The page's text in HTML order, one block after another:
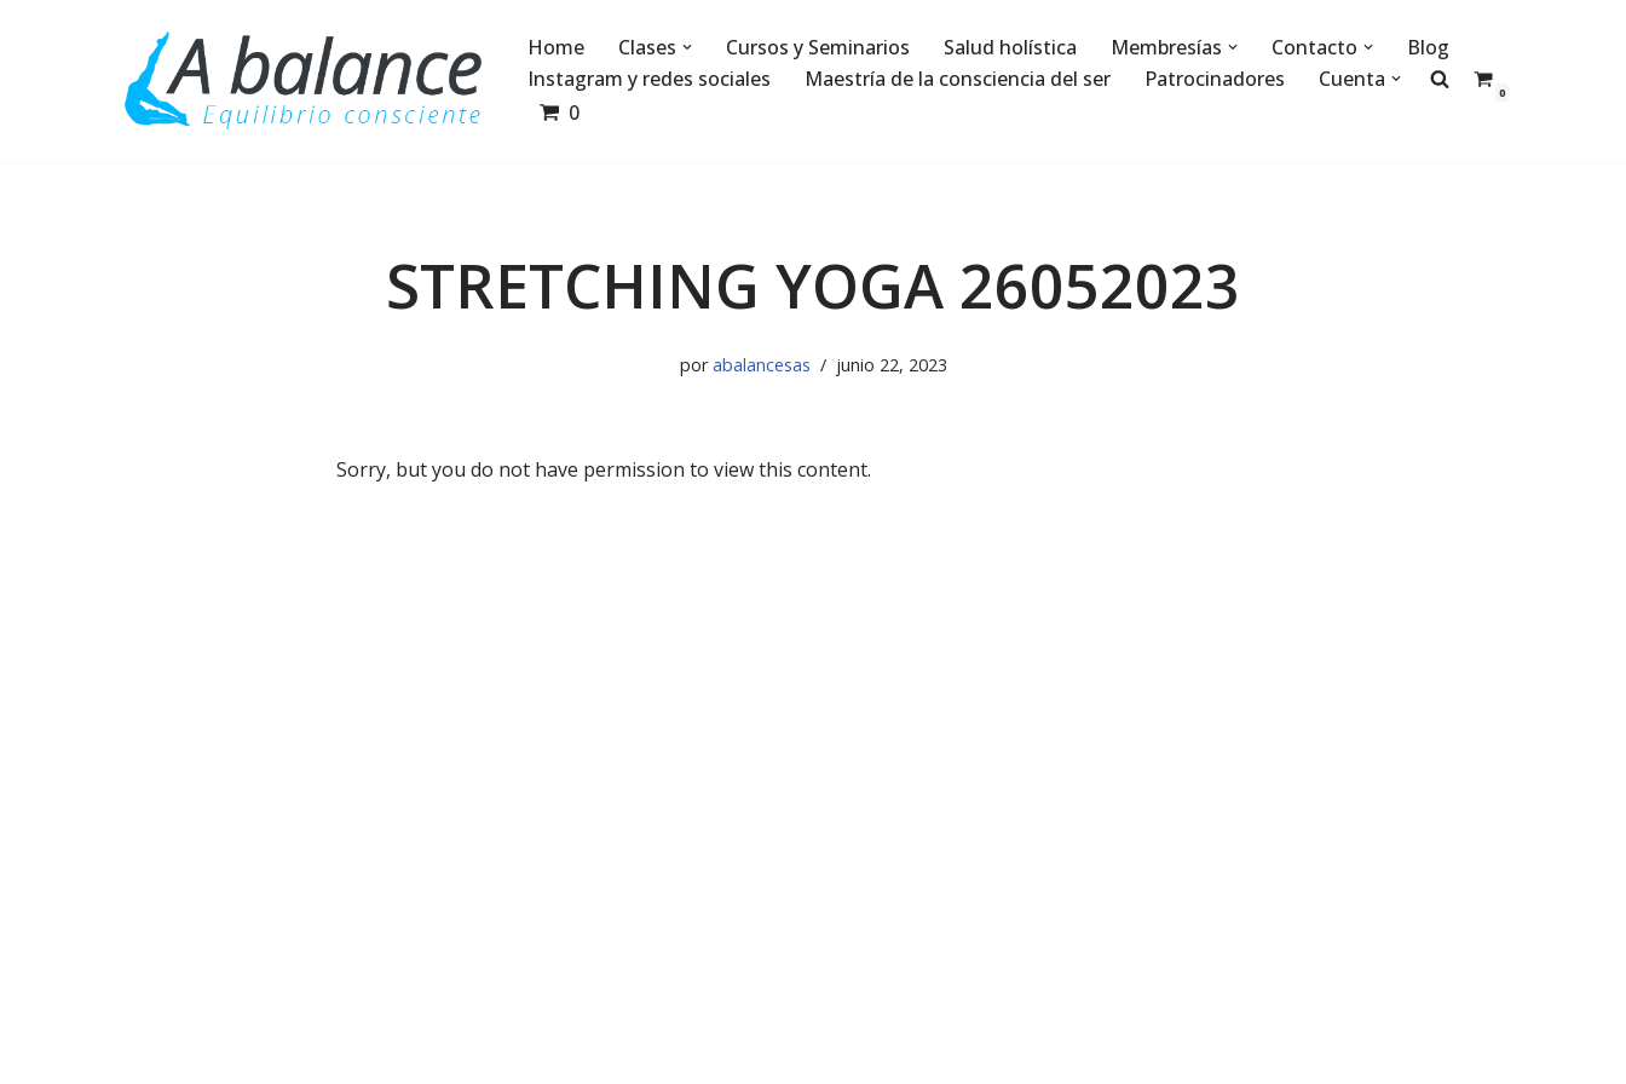
Home Clases Cursos y Seminarios Salud holística Membresías Contacto
Blog
Instagram y redes sociales
Maestría de la consciencia del ser Patrocinadores Cuenta
0
0
STRETCHING YOGA 26052023
porabalancesas junio 22, 2023
Sorry, but you do not have permission to view this content.